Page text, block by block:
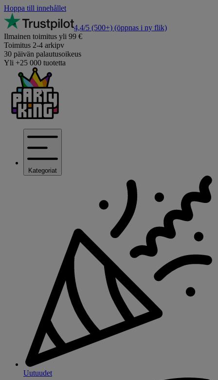
Hoppa till innehållet
4,4/5 (500+) (öppnas i ny flik)
Ilmainen toimitus yli 99 €
Toimitus 2-4 arkipv
30 päivän palautusoikeus
Yli +25 000 tuotetta
Kategoriat
Uutuudet